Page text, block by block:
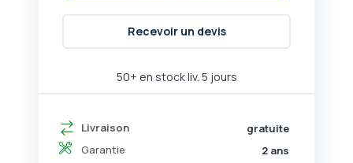
50+ en stock liv. 5 jours
Livraison
gratuite
Garantie
2 ans
Recevoir un devis